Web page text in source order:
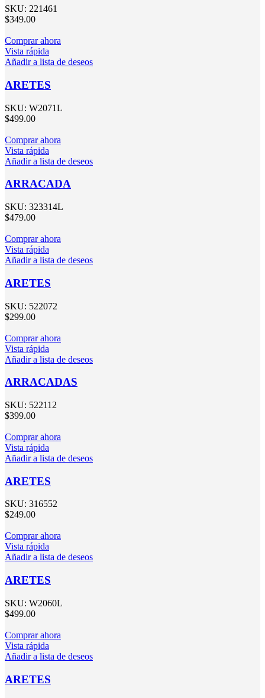
SKU: 221461
$349.00
Comprar ahora
Vista rápida
Añadir a lista de deseos
ARETES
SKU: W2071L
$499.00
Comprar ahora
Vista rápida
Añadir a lista de deseos
ARRACADA
SKU: 323314L
$479.00
Comprar ahora
Vista rápida
Añadir a lista de deseos
ARETES
SKU: 522072
$299.00
Comprar ahora
Vista rápida
Añadir a lista de deseos
ARRACADAS
SKU: 522112
$399.00
Comprar ahora
Vista rápida
Añadir a lista de deseos
ARETES
SKU: 316552
$249.00
Comprar ahora
Vista rápida
Añadir a lista de deseos
ARETES
SKU: W2060L
$499.00
Comprar ahora
Vista rápida
Añadir a lista de deseos
ARETES